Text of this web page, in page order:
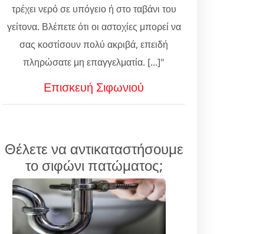
τρέχει νερό σε υπόγειο ή στο ταβάνι του
γείτονα. Βλέπετε ότι οι αστοχίες μπορεί να
σας κοστίσουν πολύ ακριβά, επειδή
πληρώσατε μη επαγγελματία. [...]"
Επισκευή Σιφωνιού
Θέλετε να αντικαταστήσουμε
το σιφώνι πατώματος;